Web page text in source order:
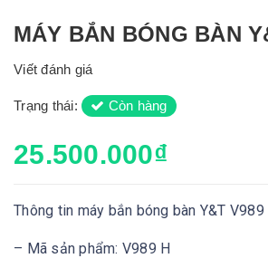
MÁY BẮN BÓNG BÀN
Viết đánh giá
Trạng thái: Còn hàng
25.500.000₫
Thông tin máy bắn bóng bàn Y&T V989
– Mã sản phẩm: V989 H